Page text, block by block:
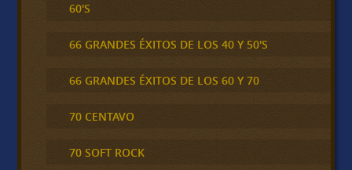
60'S
66 GRANDES ÉXITOS DE LOS 40 Y 50'S
66 GRANDES ÉXITOS DE LOS 60 Y 70
70 CENTAVO
70 SOFT ROCK